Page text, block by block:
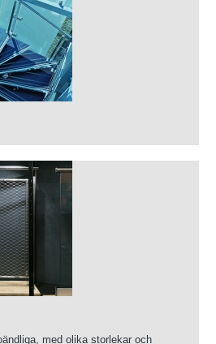
med olika storlekar och